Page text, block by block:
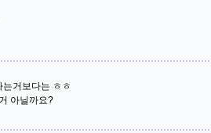
거보다는 ㅎㅎ
아닐까요?